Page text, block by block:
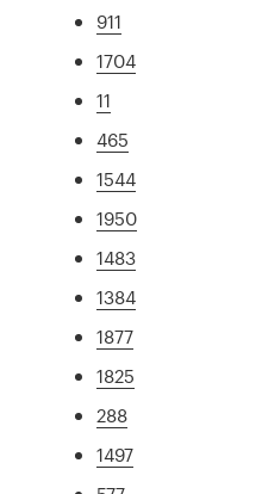
911
1704
11
465
1544
1950
1483
1384
1877
1825
288
1497